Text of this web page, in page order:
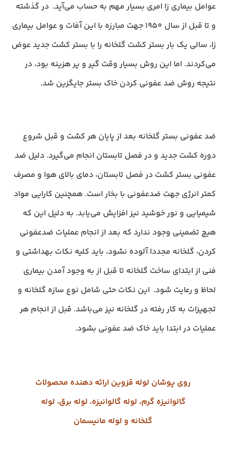
عوامل بیماری زا امری بسیار مهم به حساب می‌آید. در گذشته
و تا قبل از سال 1950 جهت مبارزه با این آفات و عوامل بیماری
زا، سالی یک بار بستر کشت گلخانه را با بستر کشت جدید عوض
می‌کردند. اما این روش بسیار وقت گیر و پر هزینه بود، در
نتیجه روش ضد عفونی کردن خاک بستر جایگزین شد.
ضد عفونی بستر گلخانه بعد از پایان هر کشت و قبل شروع
دوره کشت جدید و در فصل تابستان انجام می‌گیرد. دلیل ضد
عفونی بستر کشت در فصل تابستان، دمای بالای هوا و مصرف
کمتر انرژی جهت ضدعفونی با بخار است. همچنین کارایی مواد
شیمیایی و نور خوشید نیز افزایش می‌یابد. به دلیل این که
هیچ تضمینی وجود ندارد که بعد از انجام عملیات ضدعفونی
کردن، گلخانه مجددا آلوده نشود، باید کلیه نکات بهداشتی و
فنی از ابتدای ساخت گلخانه تا قبل از به وجود آمدن بیماری
لحاظ و رعایت شود. این نکات حتی شامل نوع سازه گلخانه و
تجهیزات به کار رفته در گلخانه نیز می‌باشد. قبل از انجام هر
عملیات در ابتدا باید خاک ضد عفونی بشود.
روی پوشان لوله قزوین ارائه دهنده محصولات
گالوانیزه گرم، لوله گالوانیزه، لوله برق، لوله
گلخانه و لوله مانیسمان